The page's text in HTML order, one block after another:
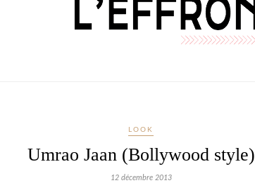
LOOK
Umrao Jaan (Bollywood style)
12 décembre 2013